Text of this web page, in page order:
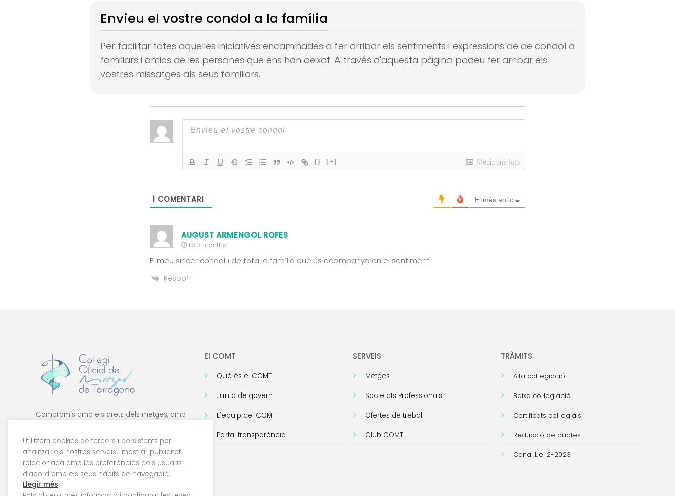
Envieu el vostre condol a la família
Per facilitar totes aquelles iniciatives encaminades a fer arribar els sentiments i expressions de de condol a
familiars i amics de les persones que ens han deixat. A través d'aquesta pàgina podeu fer arribar els
vostres missatges als seus familiars.
{} [+] Afegiu una foto
1 COMENTARI El més antic
AUGUST ARMENGOL ROFES
Fa 3 months
El meu sincer condol i de tota la família que us acompanya en el sentiment
Respon
Compromís amb els drets dels metges, amb
El COMT
Què és el COMT
Junta de govern
L'equip del COMT
Portal transparència
SERVEIS
Metges
Societats Professionals
Ofertes de treball
Club COMT
TRÀMITS
Alta col·legiació
Baixa col·legiació
Certificats col·legials
Reducció de quotes
Canal Llei 2-2023
Utilitzem cookies de tercers i persistents per
analitzar els nostres serveis i mostrar publicitat
relacionada amb les preferències dels usuaris
d’acord amb els seus hàbits de navegació.
Llegir més